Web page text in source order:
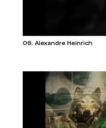
06. Alexandre Heinrich